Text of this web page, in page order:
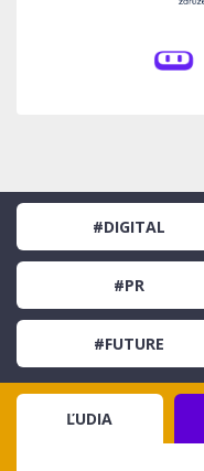
#DIGITAL
#PR
#FUTURE
ĽUDIA